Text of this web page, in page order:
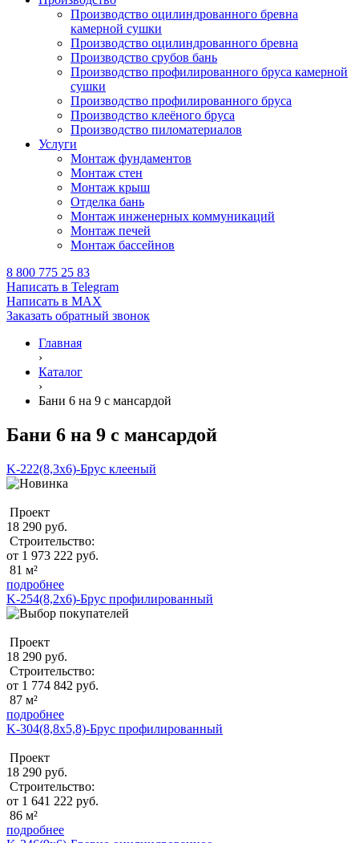
Производство оцилиндрованного бревна
камерной сушки
Производство оцилиндрованного бревна
Производство срубов бань
Производство профилированного бруса камерной
сушки
Производство профилированного бруса
Производство клеёного бруса
Производство пиломатериалов
Услуги
Монтаж фундаментов
Монтаж стен
Монтаж крыш
Отделка бань
Монтаж инженерных коммуникаций
Монтаж печей
Монтаж бассейнов
8 800 775 25 83
Написать в Telegram
Написать в MAX
Заказать обратный звонок
Главная
›
Каталог
›
Бани 6 на 9 с мансардой
Бани 6 на 9 с мансардой
K-222(8,3x6)-Брус клееный
Проект
18 290 руб.
Строительство:
от 1 973 222 руб.
81 м²
подробнее
K-254(8,2x6)-Брус профилированный
Проект
18 290 руб.
Строительство:
от 1 774 842 руб.
87 м²
подробнее
K-304(8,8x5,8)-Брус профилированный
Проект
18 290 руб.
Строительство:
от 1 641 222 руб.
86 м²
подробнее